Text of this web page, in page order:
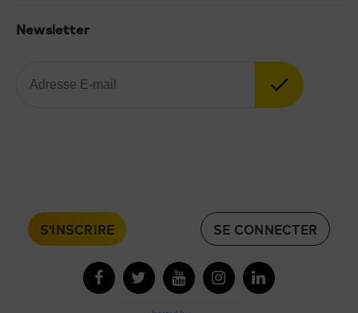
Newsletter
S'INSCRIRE SE CONNECTER